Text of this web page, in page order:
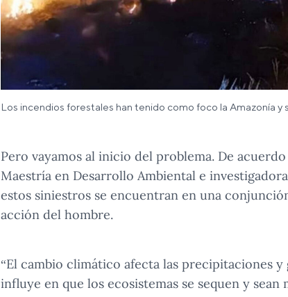
Los incendios forestales han tenido como foco la Amazonía y
Pero vayamos al inicio del problema. De
Maestría en Desarrollo Ambiental e
estos siniestros se encuentran en una
acción del hombre.
“El cambio climático afecta las precipitaciones
influye en que los ecosistemas se sequen y